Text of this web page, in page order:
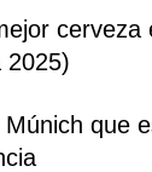
cerveza
2025)
que